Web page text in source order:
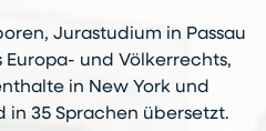
Jurastudium in Passau
Europa- und Völkerrechts,
in New York und
in 35 Sprachen übersetzt.